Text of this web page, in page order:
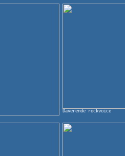
Daverende rockvoice